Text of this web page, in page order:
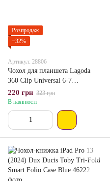
Розпродаж
−32%
Артикул: 28806
Чохол для планшета Lagoda
360 Clip Universal 6-7
Червоний
220 грн 323 грн
В наявності